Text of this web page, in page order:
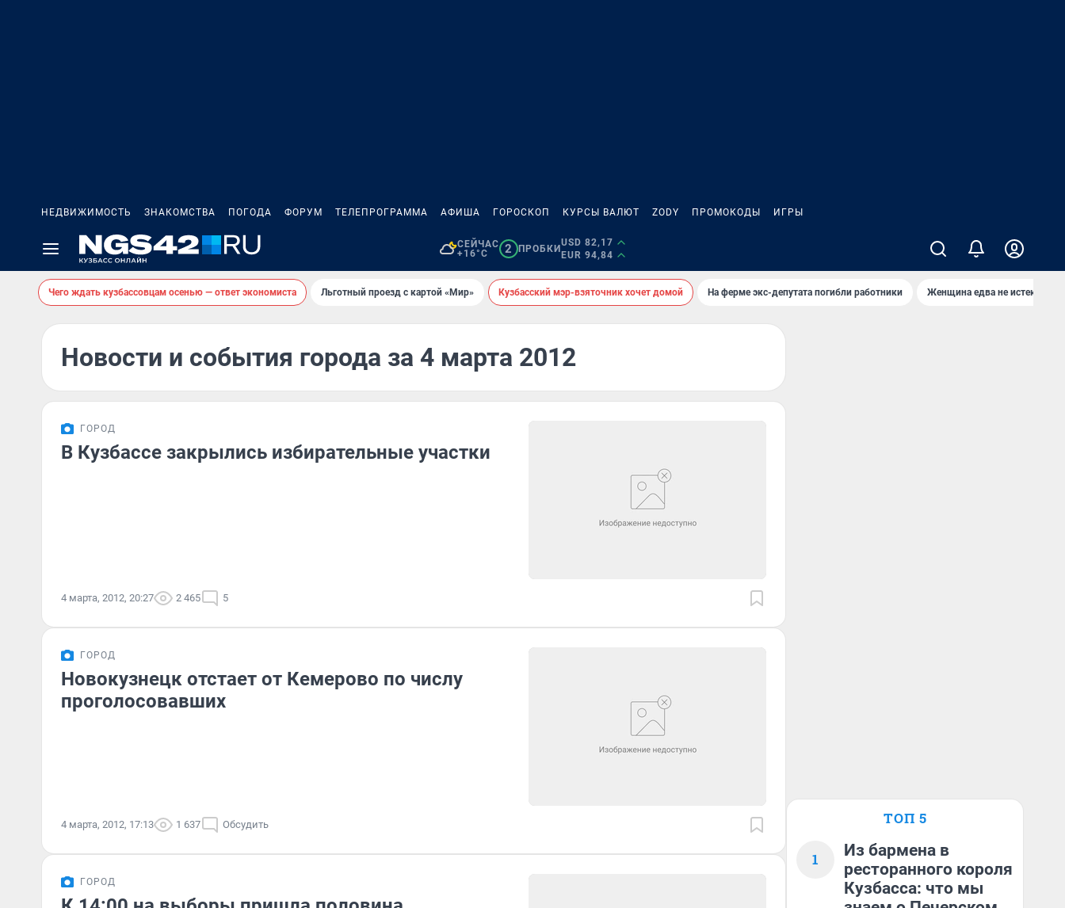
НЕДВИЖИМОСТЬ ЗНАКОМСТВА ПОГОДА ФОРУМ ТЕЛЕПРОГРАММА АФИША ГОРОСКОП КУРСЫ ВАЛЮТ ZODY ПРОМОКОДЫ ИГРЫ
СЕЙЧАС
+16°C
2 ПРОБКИ
USD 82,17
EUR 94,84
Чего ждать кузбассовцам осенью — ответ экономиста Льготный проезд с картой «Мир» Кузбасский мэр-взяточник хочет домой На ферме экс-депутата погибли работники Женщина едва не истекла
Новости и события города за 4 марта 2012
ГОРОД
В Кузбассе закрылись избирательные участки
4 марта, 2012, 20:27 2 465 5
ГОРОД
Новокузнецк отстает от Кемерово по числу
проголосовавших
4 марта, 2012, 17:13 1 637 Обсудить
ГОРОД
ТОП 5
1
Из бармена в
ресторанного короля
Кузбасса: что мы